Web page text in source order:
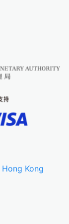
Hong Kong